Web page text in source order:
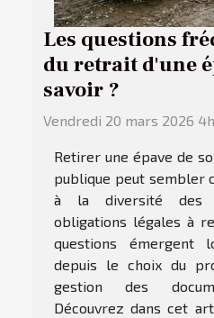
Les questions
du retrait d'une
savoir ?
Vendredi 20 mars 2026 4h
Retirer une épave de
publique peut sembler
à la diversité des
obligations légales à
questions émergent
depuis le choix du
gestion des
Découvrez dans cet